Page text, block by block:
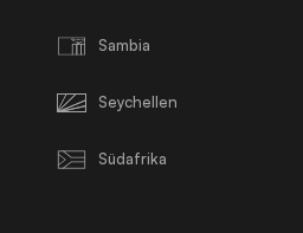
Sambia
Seychellen
Südafrika